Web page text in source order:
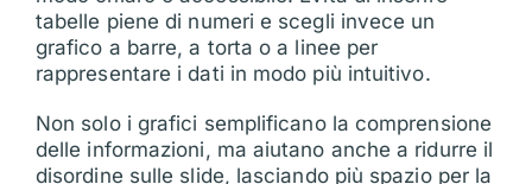
tabelle piene di numeri e scegli invece un
grafico a barre, a torta o a linee per
rappresentare i dati in modo più intuitivo.
Non solo i grafici semplificano la comprensione
delle informazioni, ma aiutano anche a ridurre il
disordine sulle slide, lasciando più spazio per la